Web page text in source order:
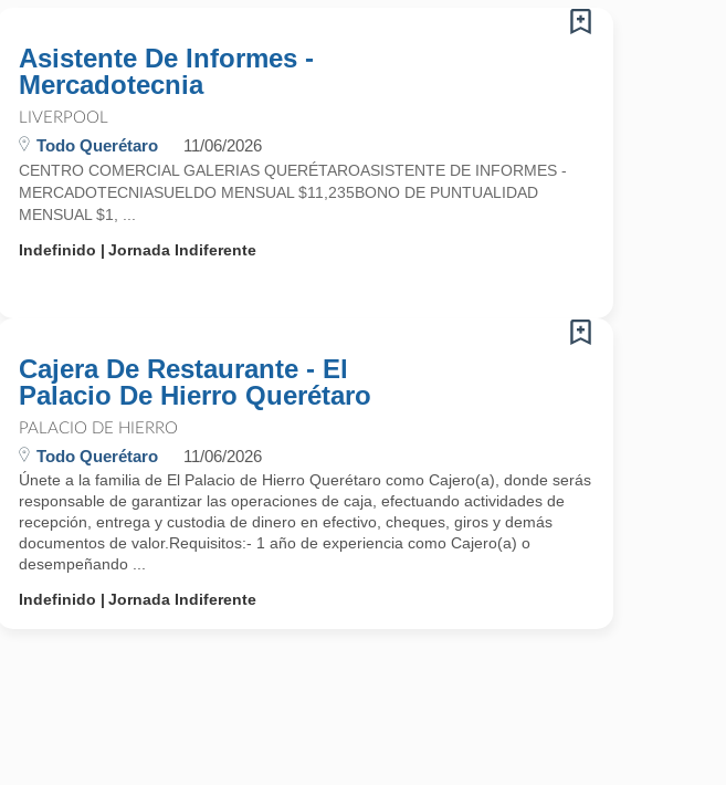
Asistente De Informes -
Mercadotecnia
LIVERPOOL
Todo Querétaro 11/06/2026
CENTRO COMERCIAL GALERIAS QUERÉTAROASISTENTE DE INFORMES -
MERCADOTECNIASUELDO MENSUAL $11,235BONO DE PUNTUALIDAD
MENSUAL $1, ...
Indefinido
Jornada Indiferente
en nuestra sede principal.
Cajera De Restaurante - El
Palacio De Hierro Querétaro
PALACIO DE HIERRO
Todo Querétaro 11/06/2026
Únete a la familia de El Palacio de Hierro Querétaro como Cajero(a), donde serás
responsable de garantizar las operaciones de caja, efectuando actividades de
recepción, entrega y custodia de dinero en efectivo, cheques, giros y demás
documentos de valor.Requisitos:- 1 año de experiencia como Cajero(a) o
desempeñando ...
Indefinido
Jornada Indiferente